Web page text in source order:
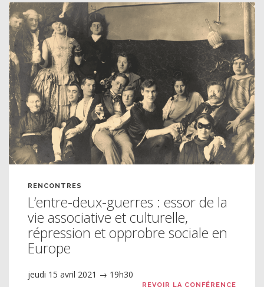
RENCONTRES
L’entre-deux-guerres : essor de la
vie associative et culturelle,
répression et opprobre sociale en
Europe
jeudi 15 avril 2021 → 19h30
REVOIR LA CONFÉRENCE